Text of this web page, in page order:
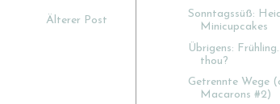
Älterer Post
Sonntagssüß:
Minicupcakes
Übrigens:
thou?
Getrennte Wege
Macarons #2)